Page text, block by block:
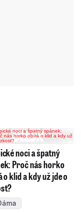
noci a špatný
Proč nás horko
klid a kdy už jde o